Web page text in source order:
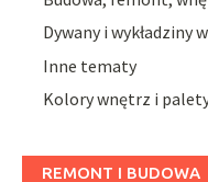
Dywany i wykładziny
Inne tematy
Kolory wnętrz i
REMONT I BUDOWA